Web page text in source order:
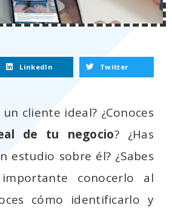
LinkedIn Twitter
un cliente ideal? ¿Conoces
de tu negocio? ¿Has
estudio sobre él? ¿Sabes
conocerlo al
cómo identificarlo y